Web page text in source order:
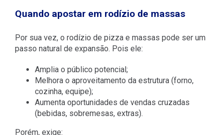
Quando apostar em rodízio de massas
Por sua vez, o rodízio de pizza e massas pode ser um
passo natural de expansão. Pois ele:
Amplia o público potencial;
Melhora o aproveitamento da estrutura (forno,
cozinha, equipe);
Aumenta oportunidades de vendas cruzadas
(bebidas, sobremesas, extras).
Porém, exige: